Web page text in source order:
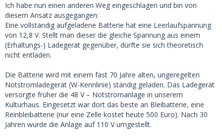
Ich habe nun einen anderen Weg eingeschlagen und bin von
diesem Ansatz ausgegangen:
Eine vollständig aufgeladene Batterie hat eine Leerlaufspannung
von 12,8 V. Stellt man dieser die gleiche Spannung aus einem
(Erhaltungs-) Ladegerät gegenüber, dürfte sie sich theoretisch
nicht entladen.
Die Batterie wird mit einem fast 70 Jahre alten, ungeregelten
Notstromladegerät (W-Kennlinie) ständig geladen. Das Ladegerät
versorgte früher die 48 V – Notstromanlage in unserem
Kulturhaus. Eingesetzt war dort das beste an Bleibatterie, eine
Reinbleibatterie (nur eine Zelle kostet heute 500 Euro). Nach 30
Jahren wurde die Anlage auf 110 V umgestellt.